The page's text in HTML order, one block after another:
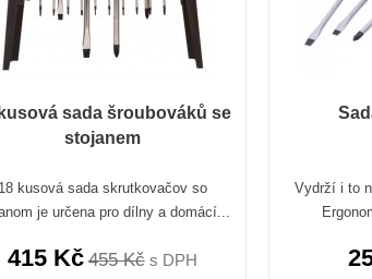
sada šroubováků se
stojanem
18 kusová sada skrutkovačov so
je určena pro dílny a domácí...
415 Kč 455 Kčs DPH
Vydrží i to